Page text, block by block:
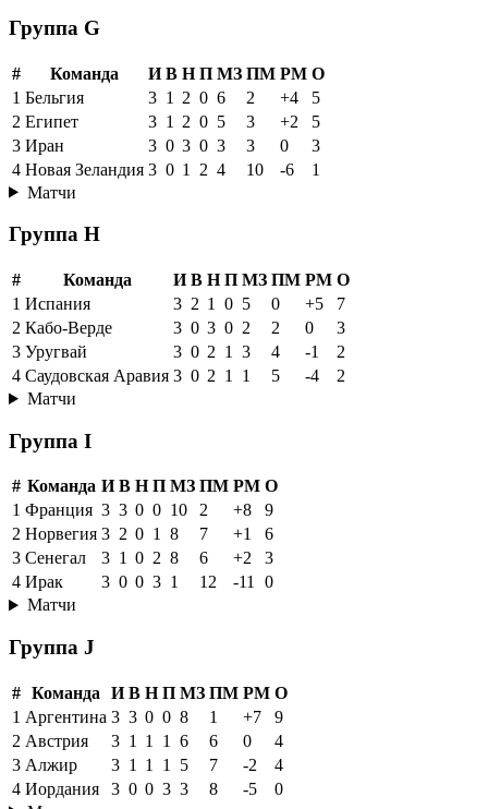
Группа G
# Команда И В Н П МЗ ПМ РМ О
1 Бельгия 3 1 2 0 6 2 +4
5
2 Египет 3 1 2 0 5 3 +2
5
3 Иран 3 0 3 0 3 3 0
3
4 Новая Зеландия 3 0 1 2 4 10 -6
1
Матчи
Группа H
# Команда И В Н П МЗ ПМ РМ О
1 Испания 3 2 1 0 5 0 +5
7
2 Кабо-Верде 3 0 3 0 2 2 0
3
3 Уругвай 3 0 2 1 3 4 -1
2
4 Саудовская Аравия 3 0 2 1 1 5 -4
2
Матчи
Группа I
# Команда И В Н П МЗ ПМ РМ О
1 Франция 3 3 0 0 10 2 +8
9
2 Норвегия 3 2 0 1 8 7 +1
6
3 Сенегал 3 1 0 2 8 6 +2
3
4 Ирак 3 0 0 3 1 12 -11 0
Матчи
Группа J
# Команда И В Н П МЗ ПМ РМ О
1 Аргентина 3 3 0 0 8 1 +7
9
2 Австрия 3 1 1 1 6 6 0
4
3 Алжир 3 1 1 1 5 7 -2
4
4 Иордания 3 0 0 3 3 8 -5
0